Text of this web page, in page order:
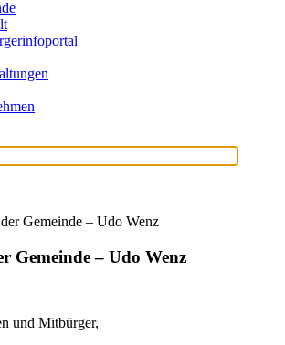
Gemeinde – Udo Wenz
Gemeinde – Udo Wenz
und Mitbürger,